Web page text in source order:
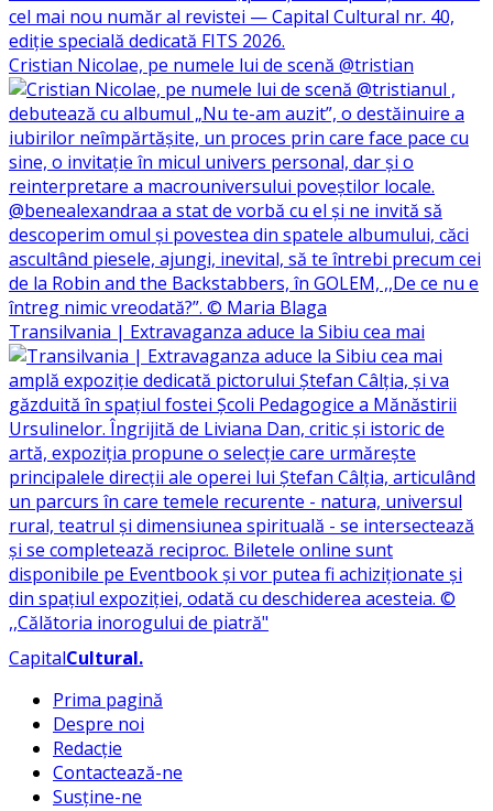
Cristian Nicolae, pe numele lui de scenă @tristian
Transilvania | Extravaganza aduce la Sibiu cea mai
CapitalCultural.
Prima pagină
Despre noi
Redacție
Contactează-ne
Susține-ne